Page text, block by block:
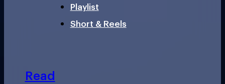
Playlist
Short & Reels
Read